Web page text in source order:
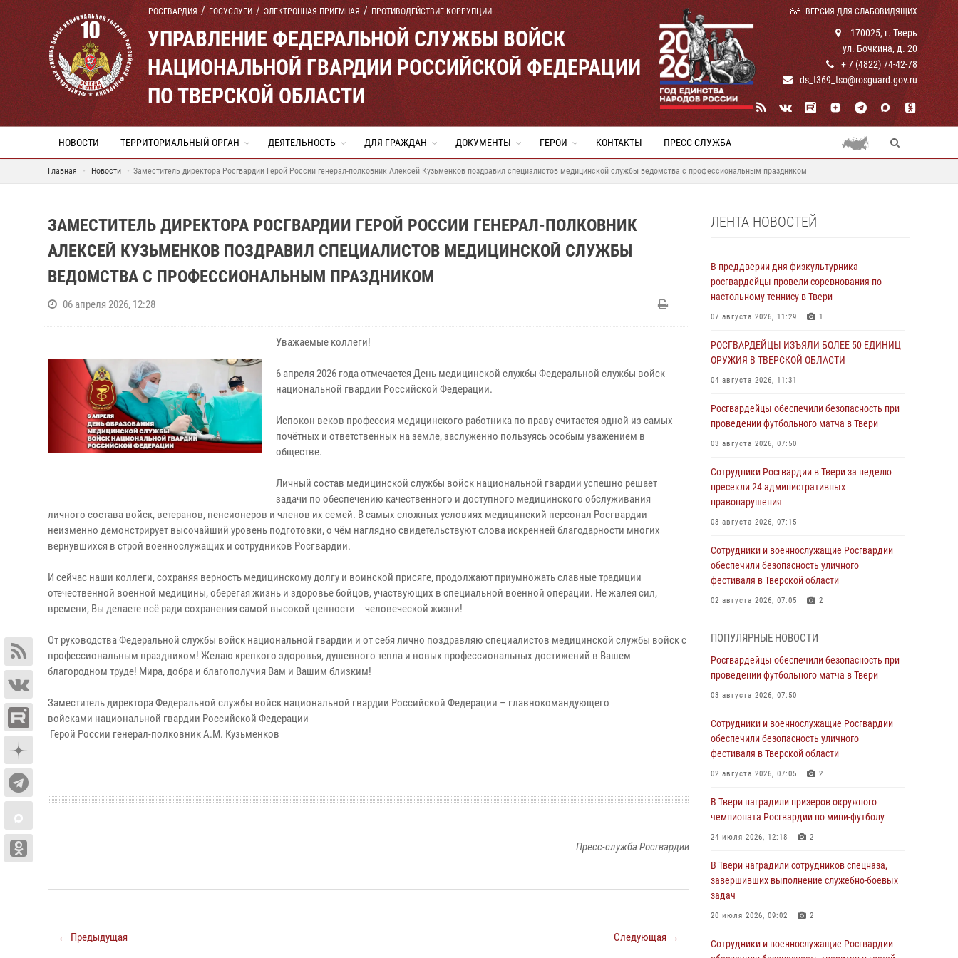
РОСГВАРДИЯ ГОСУСЛУГИ ЭЛЕКТРОННАЯ ПРИЕМНАЯ ПРОТИВОДЕЙСТВИЕ КОРРУПЦИИ ВЕРСИЯ ДЛЯ СЛАБОВИДЯЩИХ
УПРАВЛЕНИЕ ФЕДЕРАЛЬНОЙ СЛУЖБЫ ВОЙСК
НАЦИОНАЛЬНОЙ ГВАРДИИ РОССИЙСКОЙ ФЕДЕРАЦИИ
ПО ТВЕРСКОЙ ОБЛАСТИ
170025, г. Тверь
ул. Бочкина, д. 20
+ 7 (4822) 74-42-78
ds_t369_tso@rosguard.gov.ru
НОВОСТИ ТЕРРИТОРИАЛЬНЫЙ ОРГАН ДЕЯТЕЛЬНОСТЬ ДЛЯ ГРАЖДАН ДОКУМЕНТЫ ГЕРОИ КОНТАКТЫ ПРЕСС-СЛУЖБА
Главная Новости Заместитель директора Росгвардии Герой России генерал-полковник Алексей Кузьменков поздравил специалистов медицинской службы ведомства с профессиональным праздником
ЗАМЕСТИТЕЛЬ ДИРЕКТОРА РОСГВАРДИИ ГЕРОЙ РОССИИ ГЕНЕРАЛ-ПОЛКОВНИК
АЛЕКСЕЙ КУЗЬМЕНКОВ ПОЗДРАВИЛ СПЕЦИАЛИСТОВ МЕДИЦИНСКОЙ СЛУЖБЫ
ВЕДОМСТВА С ПРОФЕССИОНАЛЬНЫМ ПРАЗДНИКОМ
06 апреля 2026, 12:28
Уважаемые коллеги!
6 апреля 2026 года отмечается День медицинской службы Федеральной службы войск
национальной гвардии Российской Федерации.
Испокон веков профессия медицинского работника по праву считается одной из самых
почётных и ответственных на земле, заслуженно пользуясь особым уважением в
обществе.
Личный состав медицинской службы войск национальной гвардии успешно решает
задачи по обеспечению качественного и доступного медицинского обслуживания
личного состава войск, ветеранов, пенсионеров и членов их семей. В самых сложных условиях медицинский персонал Росгвардии
неизменно демонстрирует высочайший уровень подготовки, о чём наглядно свидетельствуют слова искренней благодарности многих
вернувшихся в строй военнослужащих и сотрудников Росгвардии.
И сейчас наши коллеги, сохраняя верность медицинскому долгу и воинской присяге, продолжают приумножать славные традиции
отечественной военной медицины, оберегая жизнь и здоровье бойцов, участвующих в специальной военной операции. Не жалея сил,
времени, Вы делаете всё ради сохранения самой высокой ценности ‒ человеческой жизни!
От руководства Федеральной службы войск национальной гвардии и от себя лично поздравляю специалистов медицинской службы войск с
профессиональным праздником! Желаю крепкого здоровья, душевного тепла и новых профессиональных достижений в Вашем
благородном труде! Мира, добра и благополучия Вам и Вашим близким!
Заместитель директора Федеральной службы войск национальной гвардии Российской Федерации – главнокомандующего
войсками национальной гвардии Российской Федерации
Герой России генерал-полковник А.М. Кузьменков
Пресс-служба Росгвардии
← Предыдущая Следующая →
ЛЕНТА НОВОСТЕЙ
В преддверии дня физкультурника
росгвардейцы провели соревнования по
настольному теннису в Твери
07 августа 2026, 11:29 1
РОСГВАРДЕЙЦЫ ИЗЪЯЛИ БОЛЕЕ 50 ЕДИНИЦ
ОРУЖИЯ В ТВЕРСКОЙ ОБЛАСТИ
04 августа 2026, 11:31
Росгвардейцы обеспечили безопасность при
проведении футбольного матча в Твери
03 августа 2026, 07:50
Сотрудники Росгвардии в Твери за неделю
пресекли 24 административных
правонарушения
03 августа 2026, 07:15
Сотрудники и военнослужащие Росгвардии
обеспечили безопасность уличного
фестиваля в Тверской области
02 августа 2026, 07:05 2
Росгвардии Героя России генерала армии
Виктора Золотова с заместителем
полномочного представителя Президента
31 июля 2026, 05:42 4
Росгвардейцы в Твери приняли участие в
молебне, посвященном Дню Крещения Руси
Сотрудники вневедомственной охраны
совершили 250 выездов и пресекли 20
области
27 июля 2026, 08:29
В Твери наградили призеров окружного
24 июля 2026, 12:18 2
ПОПУЛЯРНЫЕ НОВОСТИ
Росгвардейцы обеспечили безопасность при
проведении футбольного матча в Твери
03 августа 2026, 07:50
Сотрудники и военнослужащие Росгвардии
обеспечили безопасность уличного
фестиваля в Тверской области
02 августа 2026, 07:05 2
В Твери наградили призеров окружного
чемпионата Росгвардии по мини-футболу
24 июля 2026, 12:18 2
В Твери наградили сотрудников спецназа,
завершивших выполнение служебно-боевых
задач
20 июля 2026, 09:02 2
Сотрудники и военнослужащие Росгвардии